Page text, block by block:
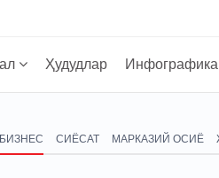
Ҳудудлар Инфографика
СИЁСАТ МАРКАЗИЙ ОСИЁ